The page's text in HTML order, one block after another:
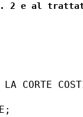
2 e al
CORTE